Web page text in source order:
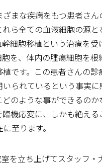
まな疾病をもつ患者さ
ら全ての血液細胞の源
細胞移植という治療を
を、体内の腫瘍細胞を
です。この患者さんの
られているという事実
のような事ができるの
機応変に、しかも絶え
至ります。
立ち上げてスタッフ